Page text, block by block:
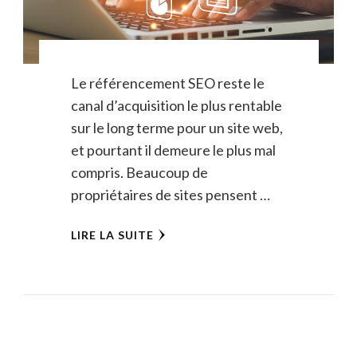
Le référencement SEO reste le
canal d’acquisition le plus rentable
sur le long terme pour un site web,
et pourtant il demeure le plus mal
compris. Beaucoup de
propriétaires de sites pensent …
LIRE LA SUITE